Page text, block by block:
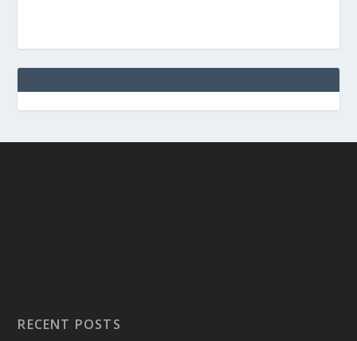
RECENT POSTS